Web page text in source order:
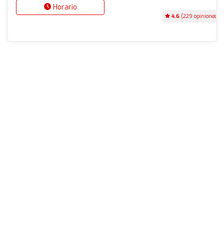
4.6 (229 opiniones)
Horario